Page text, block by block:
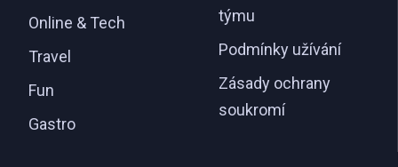
Online & Tech
Travel
Fun
Gastro
týmu
Podmínky užívání
Zásady ochrany
soukromí